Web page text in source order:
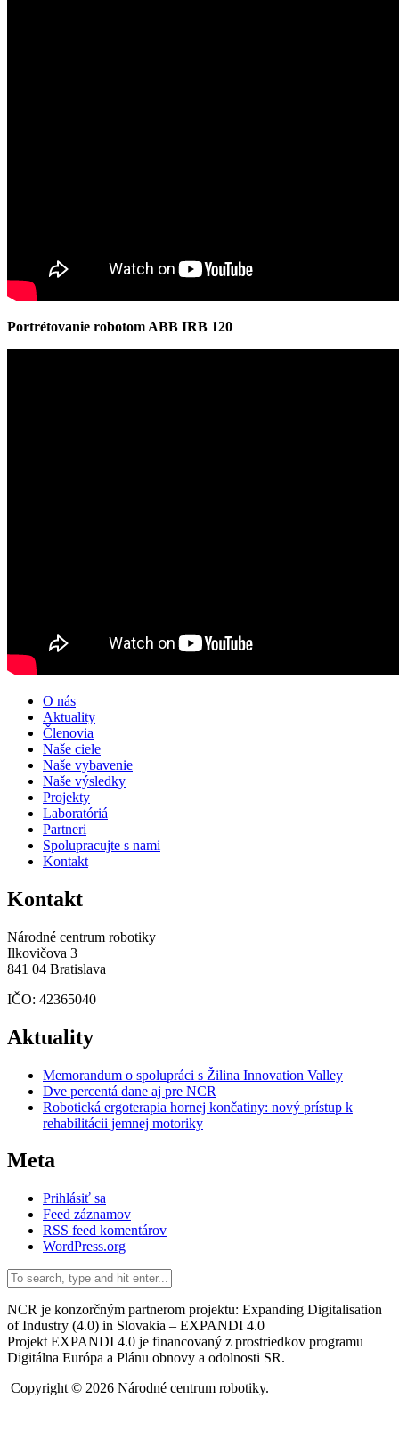
Portrétovanie robotom ABB IRB 120
O nás
Aktuality
Členovia
Naše ciele
Naše vybavenie
Naše výsledky
Projekty
Laboratóriá
Partneri
Spolupracujte s nami
Kontakt
Kontakt
Národné centrum robotiky
Ilkovičova 3
841 04 Bratislava
IČO: 42365040
Aktuality
Memorandum o spolupráci s Žilina Innovation Valley
Dve percentá dane aj pre NCR
Robotická ergoterapia hornej končatiny: nový prístup k
rehabilitácii jemnej motoriky
Meta
Prihlásiť sa
Feed záznamov
RSS feed komentárov
WordPress.org
NCR je konzorčným partnerom projektu: Expanding Digitalisation
of Industry (4.0) in Slovakia – EXPANDI 4.0
Projekt EXPANDI 4.0 je financovaný z prostriedkov programu
Digitálna Európa a Plánu obnovy a odolnosti SR.
Copyright © 2026 Národné centrum robotiky.